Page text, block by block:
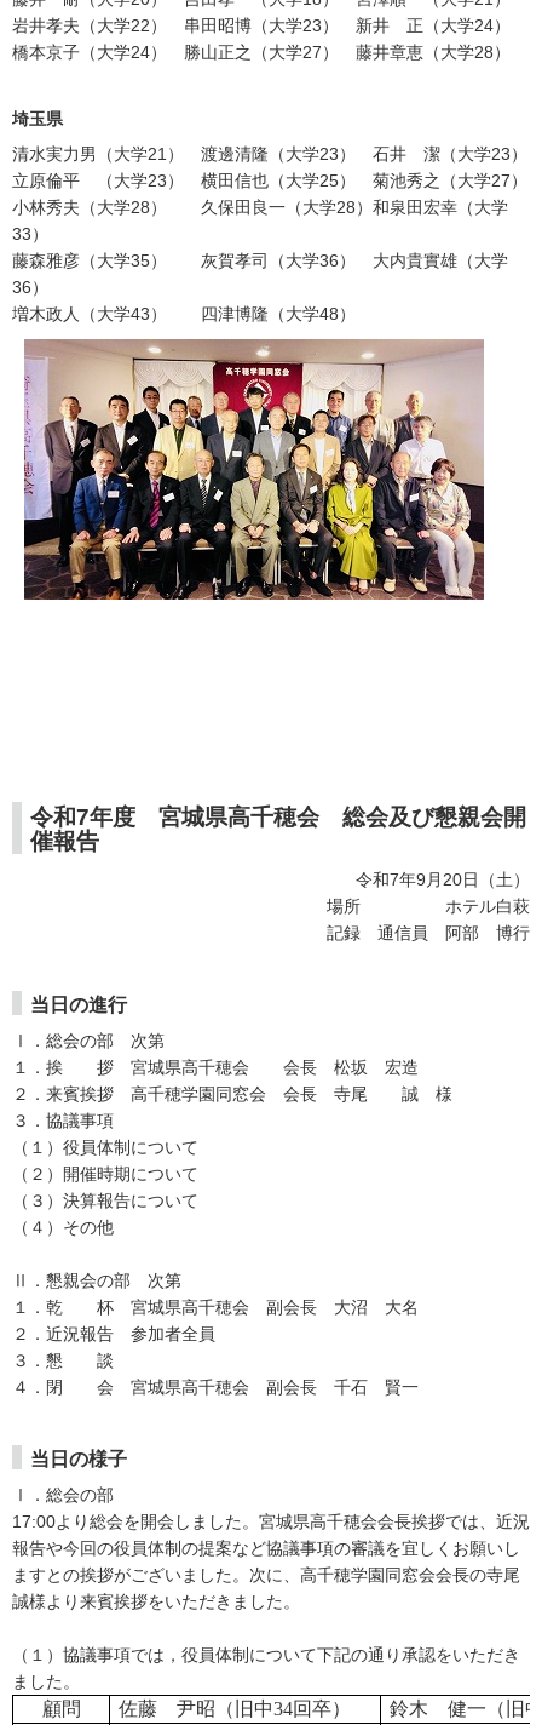
岩井孝夫（大学22） 串田昭博（大学23） 新井 正（大学24）
橋本京子（大学24） 勝山正之（大学27） 藤井章恵（大学28）
埼玉県
清水実力男（大学21） 渡邊清隆（大学23） 石井 潔（大学23）
立原倫平 （大学23） 横田信也（大学25） 菊池秀之（大学27）
小林秀夫（大学28） 久保田良一（大学28）和泉田宏幸（大学
33）
藤森雅彦（大学35） 灰賀孝司（大学36） 大内貴實雄（大学
36）
増木政人（大学43） 四津博隆（大学48）
令和7年度 宮城県高千穂会 総会及び懇親会開
催報告
令和7年9月20日（土）
場所 ホテル白萩
記録 通信員 阿部 博行
当日の進行
Ⅰ．総会の部 次第
１．挨 拶 宮城県高千穂会 会長 松坂 宏造
２．来賓挨拶 高千穂学園同窓会 会長 寺尾 誠 様
３．協議事項
（１）役員体制について
（２）開催時期について
（３）決算報告について
（４）その他
Ⅱ．懇親会の部 次第
１．乾 杯 宮城県高千穂会 副会長 大沼 大名
２．近況報告 参加者全員
３．懇 談
４．閉 会 宮城県高千穂会 副会長 千石 賢一
当日の様子
Ⅰ．総会の部
17:00より総会を開会しました。宮城県高千穂会会長挨拶では、近況
報告や今回の役員体制の提案など協議事項の審議を宜しくお願いし
ますとの挨拶がございました。次に、高千穂学園同窓会会長の寺尾
誠様より来賓挨拶をいただきました。
（１）協議事項では，役員体制について下記の通り承認をいただき
ました。
顧問 佐藤 尹昭（旧中34回卒）
鈴木 健一（旧